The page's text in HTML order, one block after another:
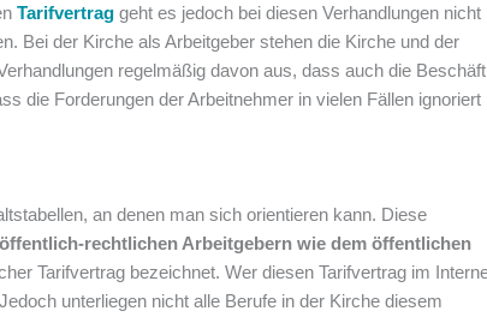
Tarifvertrag geht es jedoch bei diesen Verhandlungen nicht
Bei der Kirche als Arbeitgeber stehen die Kirche und der
regelmäßig davon aus, dass auch die
die Forderungen der Arbeitnehmer in vielen Fällen ignoriert
an denen man sich orientieren kann. Diese
rechtlichen Arbeitgebern wie dem öffentlichen
Tarifvertrag bezeichnet. Wer diesen Tarifvertrag im
unterliegen nicht alle Berufe in der Kirche diesem